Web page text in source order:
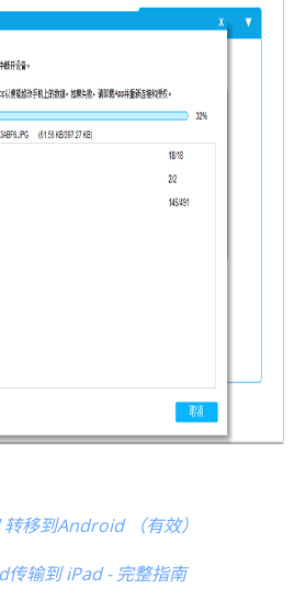
移到Android （有效）
输到 iPad - 完整指南